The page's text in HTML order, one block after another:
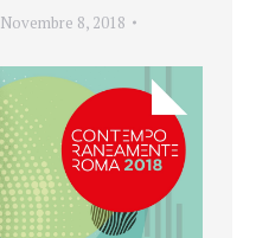
Novembre 8, 2018